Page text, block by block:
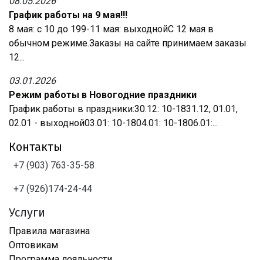
График работы на 9 мая!!!
8 мая: с 10 до 199-11 мая: выходнойС 12 мая в
обычном режиме.Заказы на сайте принимаем заказы
12...
03.01.2026
Режим работы в Новогодние праздники
График работы в праздники:30.12: 10-1831.12, 01.01,
02.01 - выходной03.01: 10-1804.01: 10-1806.01:...
Контакты
+7 (903) 763-35-58
+7 (926)174-24-44
Услуги
Правила магазина
Оптовикам